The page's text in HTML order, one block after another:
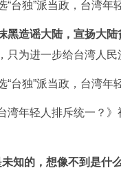
黑造谣大陆，宣扬大陆
只为进一步给台湾人民
湾年轻人排斥统一？
知的，想像不到是什